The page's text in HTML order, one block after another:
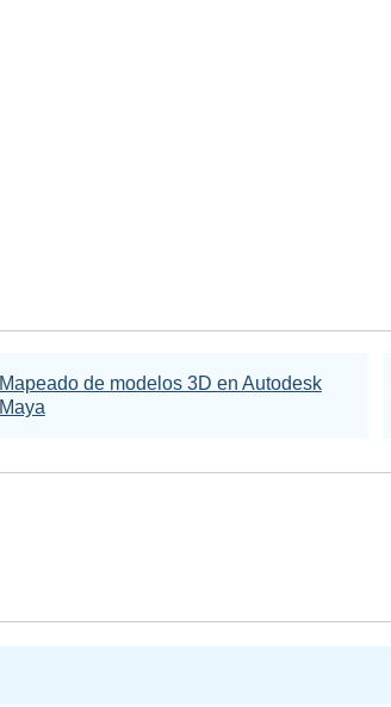
Mapeado de modelos 3D en Autodesk
Maya